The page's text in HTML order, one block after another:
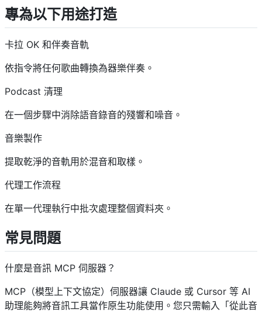
專為以下用途打造
卡拉 OK 和伴奏音軌
依指令將任何歌曲轉換為器樂伴奏。
Podcast 清理
在一個步驟中消除語音錄音的殘響和噪音。
音樂製作
提取乾淨的音軌用於混音和取樣。
代理工作流程
在單一代理執行中批次處理整個資料夾。
常見問題
什麼是音訊 MCP 伺服器？
MCP（模型上下文協定）伺服器讓 Claude 或 Cursor 等 AI
助理能夠將音訊工具當作原生功能使用。您只需輸入「從此音